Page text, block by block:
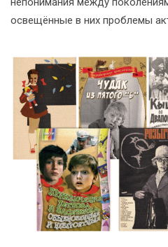
освещённые в них проблемы